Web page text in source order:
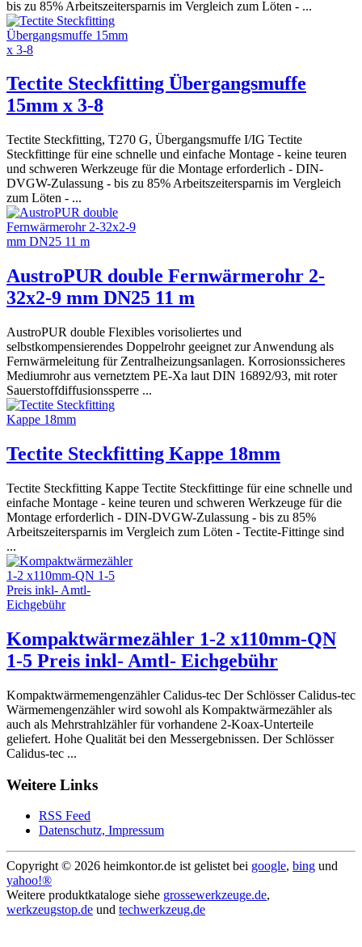
bis zu 85% Arbeitszeitersparnis im Vergleich zum Löten - ...
Tectite Steckfitting Übergangsmuffe
15mm x 3-8
Tectite Steckfitting, T270 G, Übergangsmuffe I/IG Tectite
Steckfittinge für eine schnelle und einfache Montage - keine teuren
und schweren Werkzeuge für die Montage erforderlich - DIN-
DVGW-Zulassung - bis zu 85% Arbeitszeitersparnis im Vergleich
zum Löten - ...
AustroPUR double Fernwärmerohr 2-
32x2-9 mm DN25 11 m
AustroPUR double Flexibles vorisoliertes und
selbstkompensierendes Doppelrohr geeignet zur Anwendung als
Fernwärmeleitung für Zentralheizungsanlagen. Korrosionssicheres
Mediumrohr aus vernetztem PE-Xa laut DIN 16892/93, mit roter
Sauerstoffdiffusionssperre ...
Tectite Steckfitting Kappe 18mm
Tectite Steckfitting Kappe Tectite Steckfittinge für eine schnelle und
einfache Montage - keine teuren und schweren Werkzeuge für die
Montage erforderlich - DIN-DVGW-Zulassung - bis zu 85%
Arbeitszeitersparnis im Vergleich zum Löten - Tectite-Fittinge sind
...
Kompaktwärmezähler 1-2 x110mm-QN
1-5 Preis inkl- Amtl- Eichgebühr
Kompaktwärmemengenzähler Calidus-tec Der Schlösser Calidus-tec
Wärmemengenzähler wird sowohl als Kompaktwärmezähler als
auch als Mehrstrahlzähler für vorhandene 2-Koax-Unterteile
geliefert. Hohe Qualität bei den Messergebnissen. Der Schlösser
Calidus-tec ...
Weitere Links
RSS Feed
Datenschutz, Impressum
Copyright © 2026 heimkontor.de ist gelistet bei google, bing und
yahoo!®
Weitere produktkataloge siehe grossewerkzeuge.de,
werkzeugstop.de und techwerkzeug.de